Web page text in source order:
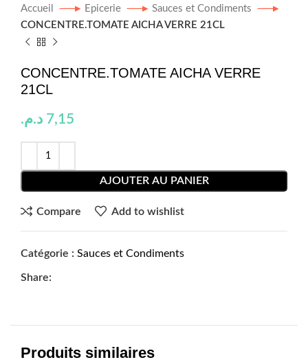
Accueil Epicerie
Sauces et Condiments
CONCENTRE.TOMATE AICHA VERRE 21CL
CONCENTRE.TOMATE AICHA VERRE
21CL
7,15 د.م.
AJOUTER AU PANIER
Compare Add to wishlist
Catégorie : Sauces et Condiments
Share:
Produits similaires